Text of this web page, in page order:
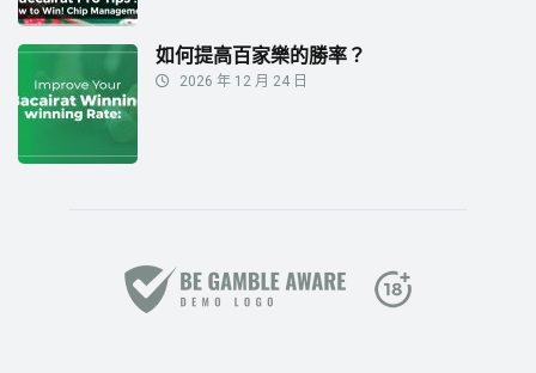
如何提高百家樂的勝率？
2026 年 12 月 24 日